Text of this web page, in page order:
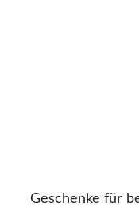
Geschenke für